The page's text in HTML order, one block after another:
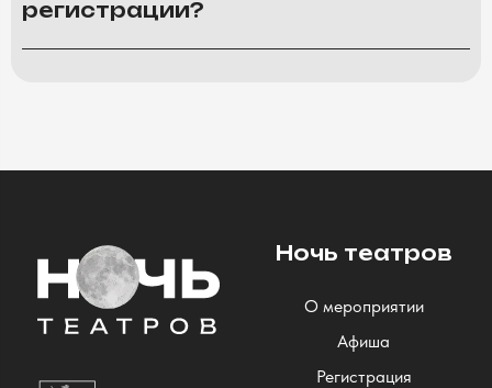
регистрации?
Ночь театров
О мероприятии
Афиша
Регистрация